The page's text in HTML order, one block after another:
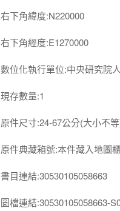
右下角緯度:N220000
右下角經度:E1270000
數位化執行單位:中央研究院
現存數量:1
原件尺寸:24-67公分(大小不
原件典藏箱號:本件藏入地圖
書目連結:30530105058663
圖檔連結:30530105058663-